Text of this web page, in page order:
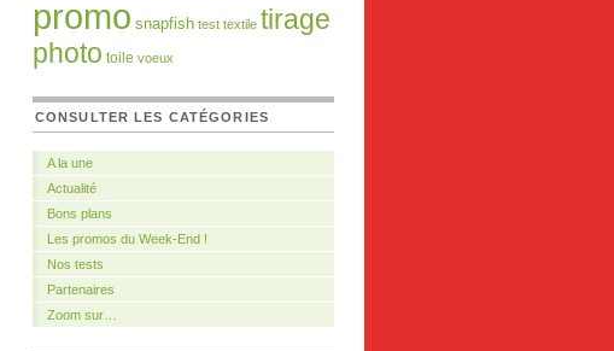
promo snapfish test textile tirage
photo toile voeux
CONSULTER LES CATÉGORIES
A la une
Actualité
Bons plans
Les promos du Week-End !
Nos tests
Partenaires
Zoom sur…